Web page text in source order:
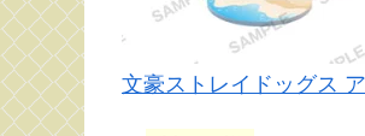
文豪ストレイドッグス